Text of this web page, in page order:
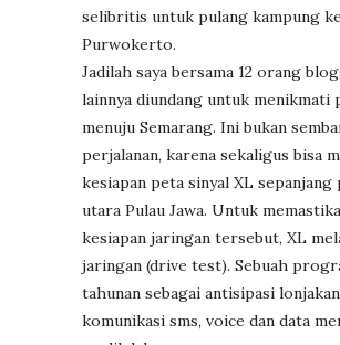
selibritis untuk pulang kampung ke
Purwokerto.
Jadilah saya bersama 12 orang
lainnya diundang untuk menikmati
menuju Semarang. Ini bukan
perjalanan, karena sekaligus bisa
kesiapan peta sinyal XL sepanjang
utara Pulau Jawa. Untuk
kesiapan jaringan tersebut, XL
jaringan (drive test). Sebuah
tahunan sebagai antisipasi
komunikasi sms, voice dan data